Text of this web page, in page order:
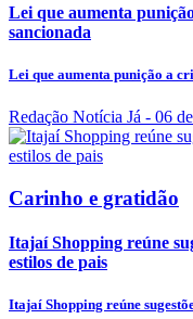
Lei que aumenta
sancionada
Lei que aumenta punição a
Redação Notícia Já - 06
Carinho e gratidão
Itajaí Shopping reúne
estilos de pais
Itajaí Shopping reúne